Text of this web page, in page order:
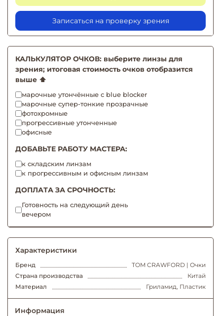
Записаться на проверку зрения
КАЛЬКУЛЯТОР ОЧКОВ: выберите линзы для
зрения; итоговая стоимость очков отобразится
выше ⬆️
марочные утончённые с blue blocker
марочные супер-тонкие прозрачные
фотохромные
прогрессивные утонченные
офисные
ДОБАВЬТЕ РАБОТУ МАСТЕРА:
к складским линзам
к прогрессивным и офисным линзам
ДОПЛАТА ЗА СРОЧНОСТЬ:
Готовность на следующий день
вечером
Характеристики
Бренд
TOM CRAWFORD | Очки
Страна производства
Китай
Материал
Гриламид, Пластик
Информация